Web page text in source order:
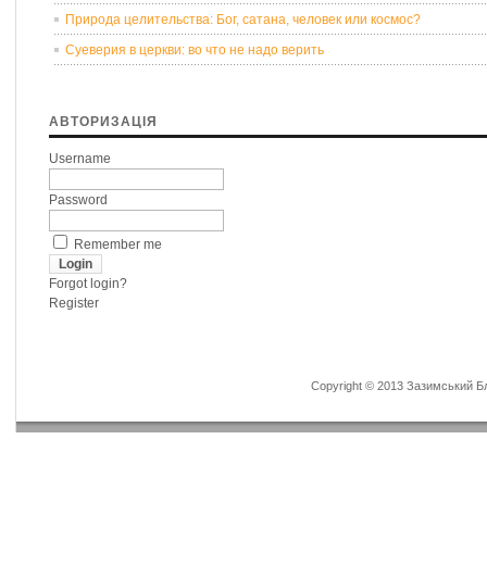
Природа целительства: Бог, сатана, человек или космос?
Суеверия в церкви: во что не надо верить
АВТОРИЗАЦІЯ
Username
Password
Remember me
Forgot login?
Register
Copyright © 2013 Зазимський